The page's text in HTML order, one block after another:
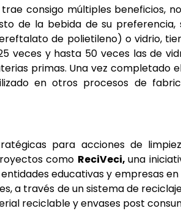
consigo múltiples beneficios,
de la bebida de su
de polietileno) o vidrio,
veces y hasta 50 veces las de
primas. Una vez completado
en otros procesos de
para acciones de
como ReciVeci,una
entidades educativas y empresas
a través de un sistema de
reciclable y envases post